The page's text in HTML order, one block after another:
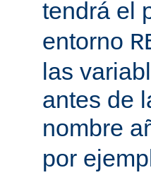
tendrá el
entorno
las
antes de
nombre
por